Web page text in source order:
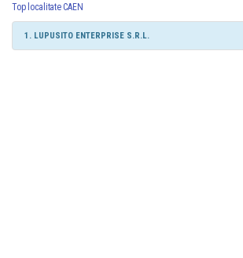
Top localitate CAEN
1. LUPUSITO ENTERPRISE S.R.L.